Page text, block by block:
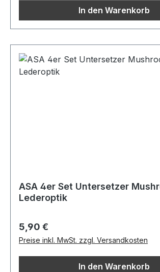
In den Warenkorb
ASA 4er Set Untersetzer
Lederoptik
Regulärer Preis:
5,90 €
Preise inkl. MwSt. zzgl. Versandkosten
In den Warenkorb